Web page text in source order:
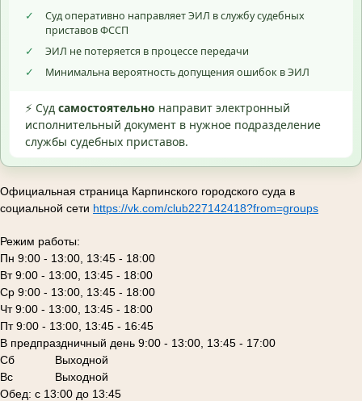
✓
Суд оперативно направляет ЭИЛ в службу судебных
приставов ФССП
✓
ЭИЛ не потеряется в процессе передачи
✓
Минимальна вероятность допущения ошибок в ЭИЛ
⚡ Суд самостоятельно направит электронный
исполнительный документ в нужное подразделение
службы судебных приставов.
Официальная страница Карпинского городского суда в
социальной сети https://vk.com/club227142418?from=groups
Режим работы:
Пн 9:00 - 13:00, 13:45 - 18:00
Вт 9:00 - 13:00, 13:45 - 18:00
Ср 9:00 - 13:00, 13:45 - 18:00
Чт 9:00 - 13:00, 13:45 - 18:00
Пт 9:00 - 13:00, 13:45 - 16:45
В предпраздничный день 9:00 - 13:00, 13:45 - 17:00
Сб
Выходной
Вс Выходной
Обед: с 13:00 до 13:45